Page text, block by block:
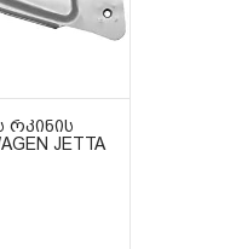
ᲠᲙᲘᲜᲘᲡ
JETTA